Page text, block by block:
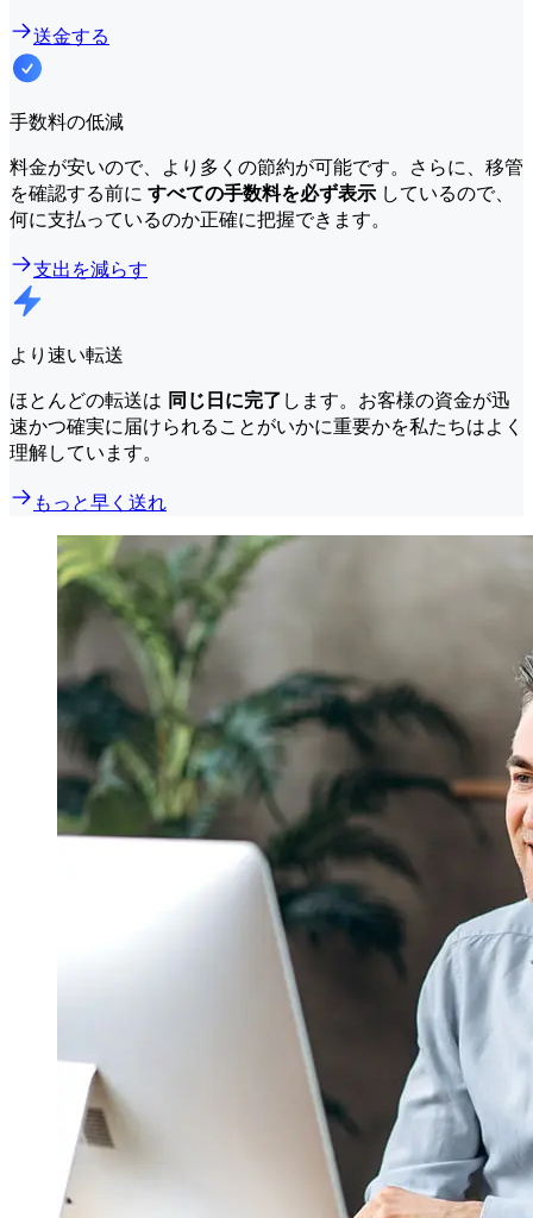
送金する
手数料の低減
料金が安いので、より多くの節約が可能です。さらに、移管
を確認する前に すべての手数料を必ず表示 しているので、
何に支払っているのか正確に把握できます。
支出を減らす
より速い転送
ほとんどの転送は 同じ日に完了 します。お客様の資金が迅
速かつ確実に届けられることがいかに重要かを私たちはよく
理解しています。
もっと早く送れ